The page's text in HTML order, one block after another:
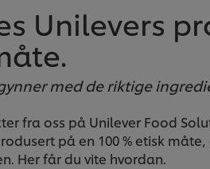
Unilevers
med de riktige
fra oss på Unilever Food
på en 100 % etisk
Her får du vite hvordan.